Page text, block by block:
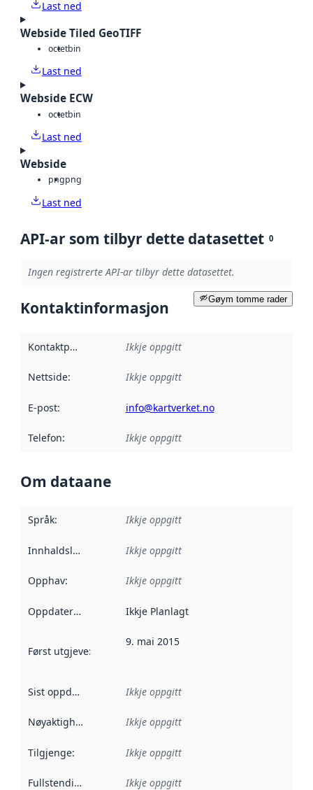
Last ned
Webside Tiled GeoTIFF
octetbin
Last ned
Webside ECW
octetbin
Last ned
Webside
pngpng
Last ned
API-ar som tilbyr dette datasettet 0
Ingen registrerte API-ar tilbyr dette datasettet.
Gøym tomme rader
Kontaktinformasjon
Kontaktpunkt Ikkje oppgitt
Nettside: Ikkje oppgitt
E-post: info@kartverket.no
Telefon: Ikkje oppgitt
Om dataane
Språk: Ikkje oppgitt
Innhaldsleverandørar :
Ikkje oppgitt
Opphav: Ikkje oppgitt
Oppdateringsfrekvens :
Ikkje Planlagt
Først utgjeve:
9. mai 2015
Sist oppdatert Ikkje oppgitt
Nøyaktigheit Ikkje oppgitt
Tilgjenge: Ikkje oppgitt
Fullstendigheit Ikkje oppgitt